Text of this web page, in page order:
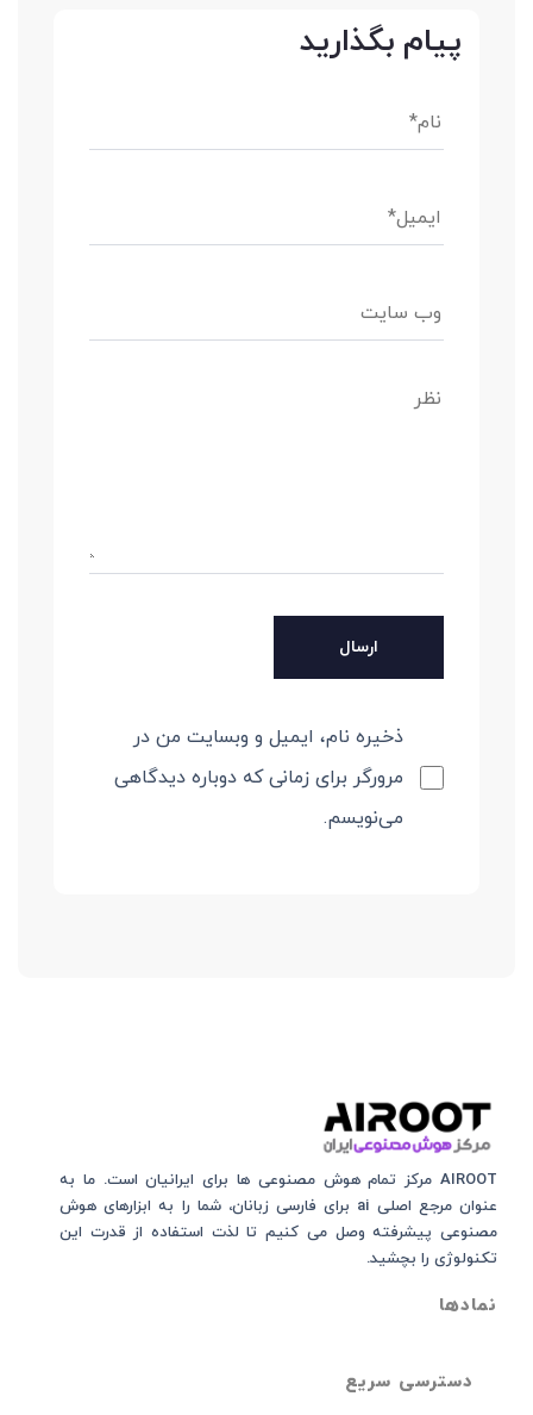
پیام بگذارید
ذخیره نام، ایمیل و وبسایت من در
مرورگر برای زمانی که دوباره دیدگاهی
می‌نویسم.
دسترسی سریع
AIROOT مرکز تمام هوش مصنوعی‌‌‌ ها برای ایرانیان است. ما به
عنوان مرجع اصلی ai برای فارسی زبانان، شما را به ابزارهای هوش
مصنوعی پیشرفته وصل می کنیم تا لذت استفاده از قدرت این
تکنولوژی را بچشید.
نمادها